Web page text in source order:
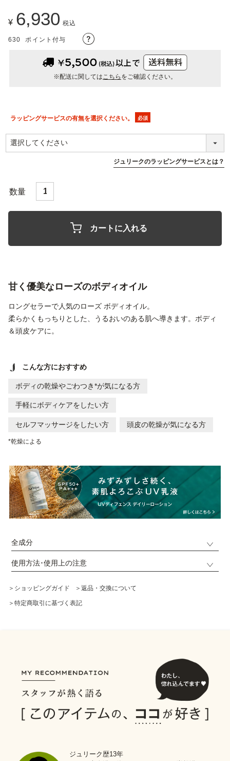
¥ 6,930 税込
630 ポイント付与
※配送に関しては こちら をご確認ください。
ラッピングサービスの有無を選択ください。
ジュリークのラッピングサービスとは？
カートに入れる
甘く優美なローズのボディオイル
ロングセラーで人気のローズ ボディオイル。
柔らかくもっちりとした、うるおいのある肌へ導きます。ボディ
＆頭皮ケアに。
こんな方におすすめ
ボディの乾燥やごわつき*が気になる方
手軽にボディケアをしたい方
セルフマッサージをしたい方 頭皮の乾燥が気になる方
*乾燥による
全成分
使用方法･使用上の注意
＞ショッピングガイド ＞返品・交換について
＞特定商取引に基づく表記
ジュリーク歴13年